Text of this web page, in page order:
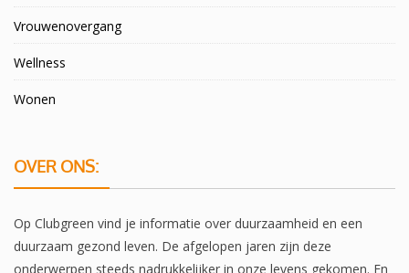
Vrouwenovergang
Wellness
Wonen
OVER ONS:
Op Clubgreen vind je informatie over duurzaamheid en een
duurzaam gezond leven. De afgelopen jaren zijn deze
onderwerpen steeds nadrukkelijker in onze levens gekomen. En